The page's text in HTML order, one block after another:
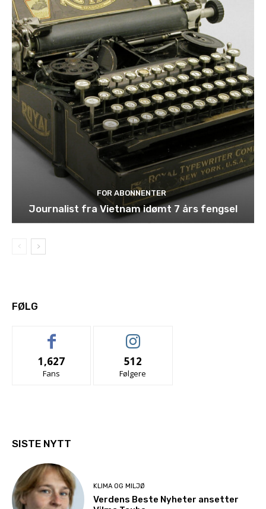
FOR ABONNENTER
Journalist fra Vietnam idømt 7 års fengsel
FØLG
1,627
Fans
512
Følgere
SISTE NYTT
KLIMA OG MILJØ
Verdens Beste Nyheter ansetter